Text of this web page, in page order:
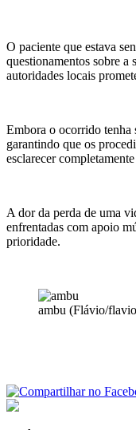
O paciente que estava
questionamentos sobre a
autoridades locais
Embora o ocorrido tenha
garantindo que os
esclarecer
A dor da perda de uma
enfrentadas com apoio
prioridade.
ambu (Flávio/